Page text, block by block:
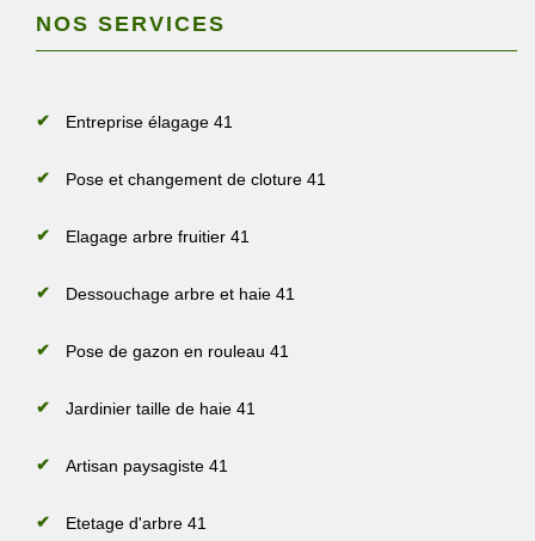
NOS SERVICES
Entreprise élagage 41
Pose et changement de cloture 41
Elagage arbre fruitier 41
Dessouchage arbre et haie 41
Pose de gazon en rouleau 41
Jardinier taille de haie 41
Artisan paysagiste 41
Etetage d'arbre 41